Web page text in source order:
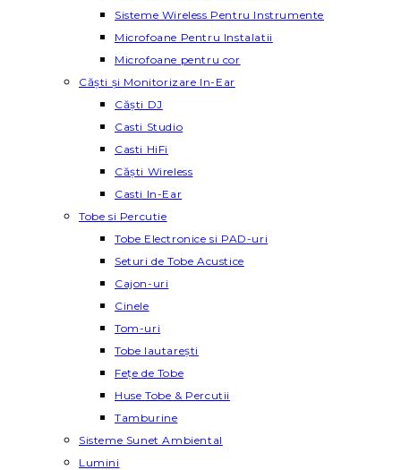
Sisteme Wireless Pentru Instrumente
Microfoane Pentru Instalatii
Microfoane pentru cor
Căști și Monitorizare In-Ear
Căști DJ
Casti Studio
Casti HiFi
Căști Wireless
Casti In-Ear
Tobe si Percutie
Tobe Electronice si PAD-uri
Seturi de Tobe Acustice
Cajon-uri
Cinele
Tom-uri
Tobe lautareşti
Fețe de Tobe
Huse Tobe & Percutii
Tamburine
Sisteme Sunet Ambiental
Lumini